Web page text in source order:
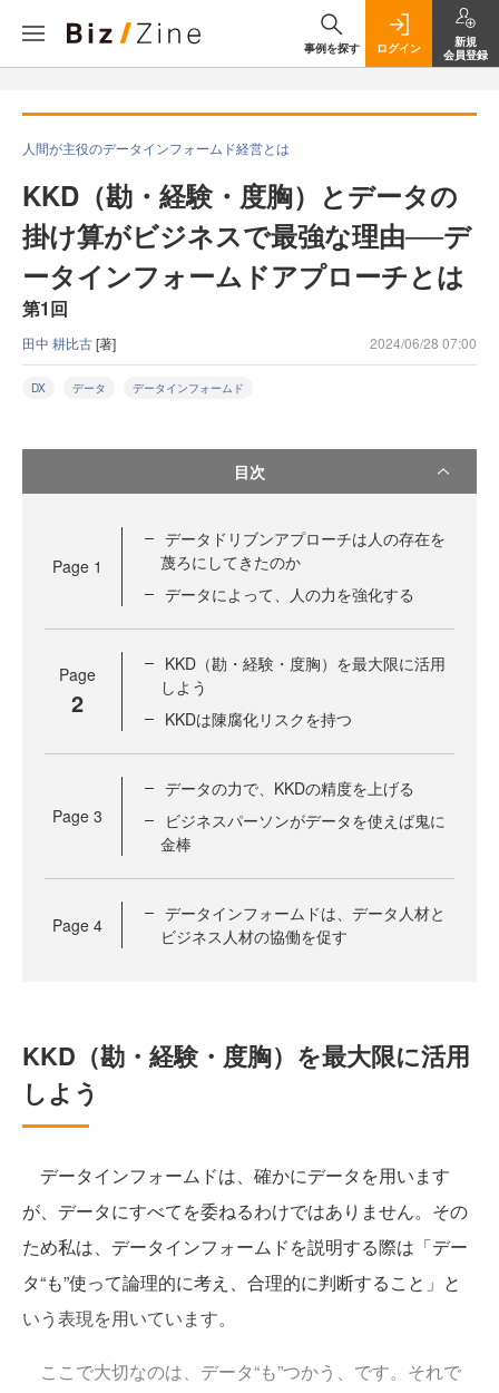
事例を探す ログイン
新規
会員登録
人間が主役のデータインフォームド経営とは
KKD（勘・経験・度胸）とデータの
掛け算がビジネスで最強な理由──デ
ータインフォームドアプローチとは
第1回
田中 耕比古[著] 2024/06/28 07:00
DX データ データインフォームド
目次
Page 1
データドリブンアプローチは人の存在を
蔑ろにしてきたのか
データによって、人の力を強化する
Page
2
KKD（勘・経験・度胸）を最大限に活用
しよう
KKDは陳腐化リスクを持つ
Page 3
データの力で、KKDの精度を上げる
ビジネスパーソンがデータを使えば鬼に
金棒
Page 4
データインフォームドは、データ人材と
ビジネス人材の協働を促す
KKD（勘・経験・度胸）を最大限に活用
しよう
データインフォームドは、確かにデータを用います
が、データにすべてを委ねるわけではありません。その
ため私は、データインフォームドを説明する際は「デー
タ“も”使って論理的に考え、合理的に判断すること」と
いう表現を用いています。
ここで大切なのは、データ“も”つかう、です。それで